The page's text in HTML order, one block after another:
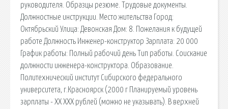
руководителя. Образцы резюме. Трудовые документы.
Должностные инструкции. Место жительства Город:
Октябрьский Улица: Девонская Дом: 8. Пожелания к будущей
работе Должность Инженер-конструктор Зарплата: 20 000
График работы: Полный рабочий день Тип работы. Соискание
должности инженера-конструктора. Образование.
Политехнический институт Сибирского федерального
университета, г.Красноярск (2000 г Планируемый уровень
зарплаты - ХХ ХХХ рублей (можно не указывать). В верхней